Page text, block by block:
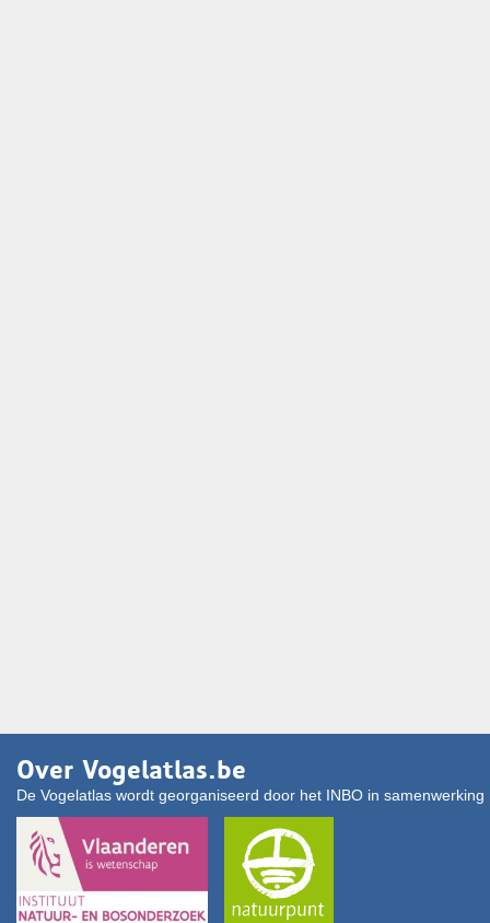
Over Vogelatlas.be
De Vogelatlas wordt georganiseerd door het INBO in